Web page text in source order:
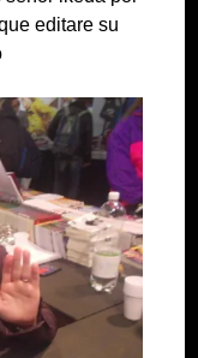
editare su